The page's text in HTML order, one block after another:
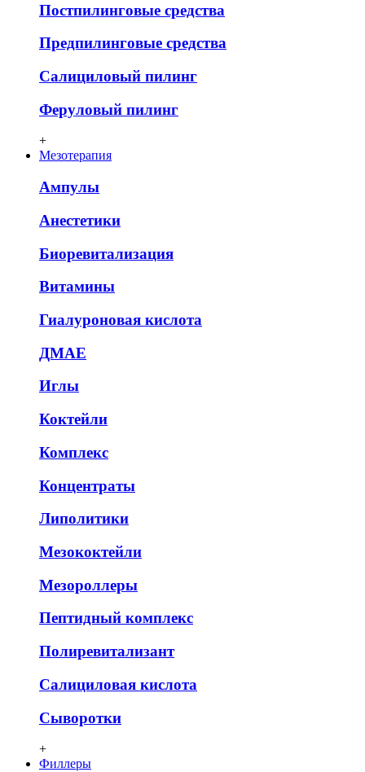
Постпилинговые средства
Предпилинговые средства
Салициловый пилинг
Феруловый пилинг
+
Мезотерапия
Ампулы
Анестетики
Биоревитализация
Витамины
Гиалуроновая кислота
ДМАЕ
Иглы
Коктейли
Комплекс
Концентраты
Липолитики
Мезококтейли
Мезороллеры
Пептидный комплекс
Полиревитализант
Салициловая кислота
Сыворотки
+
Филлеры